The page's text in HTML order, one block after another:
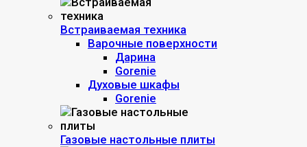
Встраиваемая техника
Варочные поверхности
Дарина
Gorenie
Духовые шкафы
Gorenie
Газовые настольные плиты